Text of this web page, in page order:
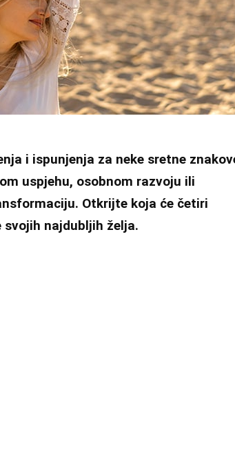
i ispunjenja za neke sretne
uspjehu, osobnom razvoju ili
Otkrijte koja će četiri
najdubljih želja.